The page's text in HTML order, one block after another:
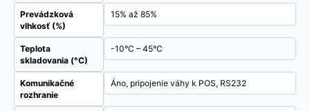
Prevádzková
vlhkosť (%)
15% až 85%
Teplota
skladovania (°C)
-10°C – 45°C
Komunikačné
rozhranie
Áno, pripojenie váhy k POS, RS232